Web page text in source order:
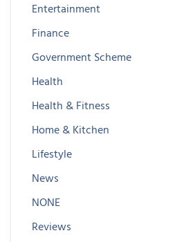
Entertainment
Finance
Government Scheme
Health
Health & Fitness
Home & Kitchen
Lifestyle
News
NONE
Reviews